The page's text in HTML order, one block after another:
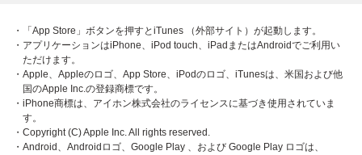
・「App Store」ボタンを押すとiTunes （外部サイト）が起動します。
・アプリケーションはiPhone、iPod touch、iPadまたはAndroidでご利用い
ただけます。
・Apple、Appleのロゴ、App Store、iPodのロゴ、iTunesは、米国および他
国のApple Inc.の登録商標です。
・iPhone商標は、アイホン株式会社のライセンスに基づき使用されていま
す。
・Copyright (C) Apple Inc. All rights reserved.
・Android、Androidロゴ、Google Play 、および Google Play ロゴは、